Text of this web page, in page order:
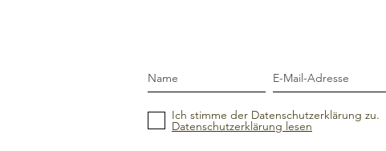
Ich stimme der Datenschutzerklärung zu.
Datenschutzerklärung lesen